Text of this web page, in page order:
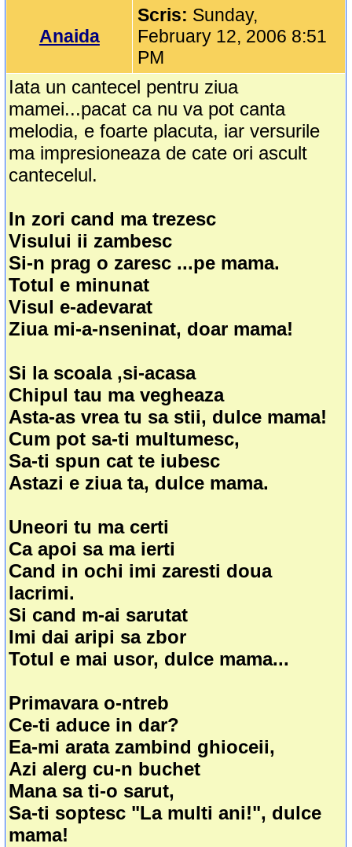
Anaida
Scris: Sunday,
February 12, 2006 8:51
PM
Iata un cantecel pentru ziua
mamei...pacat ca nu va pot canta
melodia, e foarte placuta, iar versurile
ma impresioneaza de cate ori ascult
cantecelul.
In zori cand ma trezesc
Visului ii zambesc
Si-n prag o zaresc ...pe mama.
Totul e minunat
Visul e-adevarat
Ziua mi-a-nseninat, doar mama!
Si la scoala ,si-acasa
Chipul tau ma vegheaza
Asta-as vrea tu sa stii, dulce mama!
Cum pot sa-ti multumesc,
Sa-ti spun cat te iubesc
Astazi e ziua ta, dulce mama.
Uneori tu ma certi
Ca apoi sa ma ierti
Cand in ochi imi zaresti doua
lacrimi.
Si cand m-ai sarutat
Imi dai aripi sa zbor
Totul e mai usor, dulce mama...
Primavara o-ntreb
Ce-ti aduce in dar?
Ea-mi arata zambind ghioceii,
Azi alerg cu-n buchet
Mana sa ti-o sarut,
Sa-ti soptesc "La multi ani!", dulce
mama!